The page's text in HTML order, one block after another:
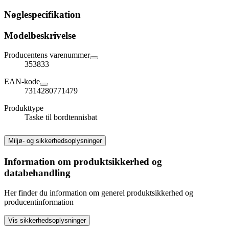
Nøglespecifikation
Modelbeskrivelse
Producentens varenummer
353833
EAN-kode
7314280771479
Produkttype
Taske til bordtennisbat
Miljø- og sikkerhedsoplysninger
Information om produktsikkerhed og
databehandling
Her finder du information om generel produktsikkerhed og
producentinformation
Vis sikkerhedsoplysninger